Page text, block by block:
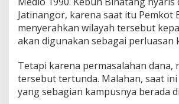
Jatinangor, karena saat itu Pemkot
menyerahkan wilayah tersebut
akan digunakan sebagai perluasan
Tetapi karena permasalahan dana,
tersebut tertunda. Malahan, saat ini
yang sebagian kampusnya berada